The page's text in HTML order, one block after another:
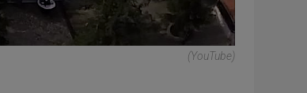
(YouTube)